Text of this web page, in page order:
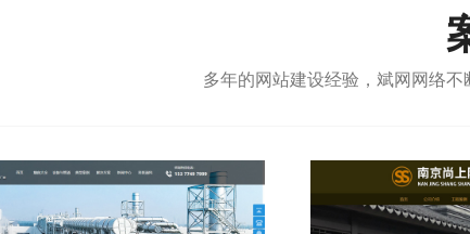
多年的网站建设经验，斌网网络